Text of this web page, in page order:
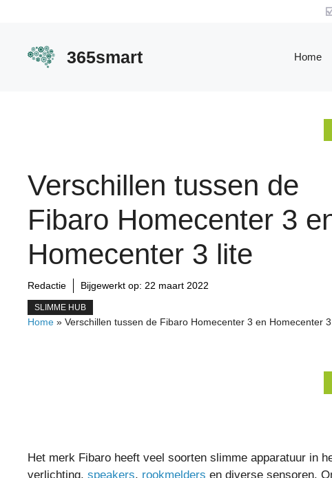
inhoud
365smart Home
Verschillen tussen de
Fibaro Homecenter 3
Homecenter 3 lite
Redactie Bijgewerkt op: 22 maart 2022
SLIMME HUB
Home » Verschillen tussen de Fibaro Homecenter 3 en Homecenter
Het merk Fibaro heeft veel soorten slimme apparatuur in
verlichting, speakers, rookmelders en diverse sensoren.